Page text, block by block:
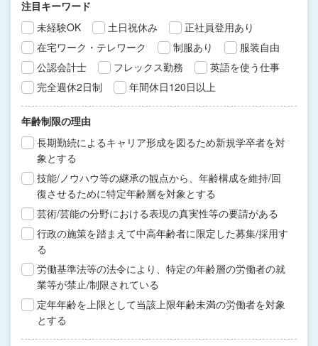
注目キーワード
未経験OK
土日祝休み
正社員登用あり
在宅ワーク・テレワーク
制服あり
服装自由
公認会計士
フレックス勤務
英語を使う仕事
完全週休2日制
年間休日120日以上
年齢制限の理由
長期勤続によるキャリア形成を図るため新規学卒者を対
象とする
技能/ノウハウ等の継承の観点から、年齢構成を維持/回
復させるために特定年齢層を対象とする
芸術/芸能の分野における表現の真実性等の要請がある
行政の施策を踏まえて中高年齢者に限定した募集/採用す
る
労働基準法等の法令により、特定の年齢層の労働者の就
業等が禁止/制限されている
定年年齢を上限として当該上限年齢未満の労働者を対象
とする